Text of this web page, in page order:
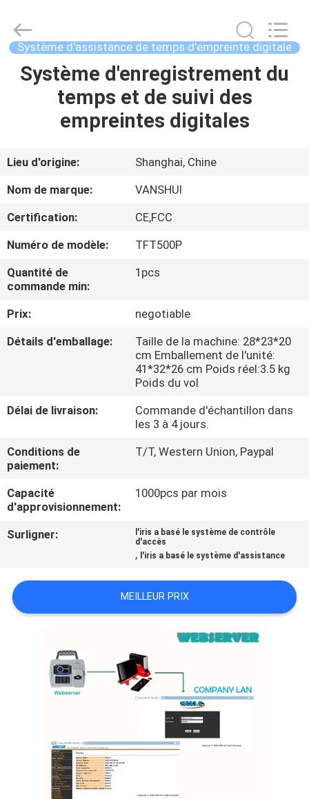
MAISON
PRODUITS
VIDÉOS
À
PROPOS
NOUS
L'USINE
CONTRÔLE
LA
QUALITÉ
CONTACTER
DEVIS
VANSHUI
ENTERPRISE
COMPANY
LIMITED.
Rights
Reserved.
Système d'assistance de temps d'empreinte digitale
Système d'enregistrement du
temps et de suivi des
empreintes digitales
Lieu d'origine:
Shanghai, Chine
Nom de marque:
VANSHUI
Certification:
CE,FCC
Numéro de modèle:
TFT500P
Quantité de
commande min:
1pcs
Prix:
negotiable
Détails d'emballage:
Taille de la machine: 28*23*20
cm Emballement de l'unité:
41*32*26 cm Poids réel:3.5 kg
Poids du vol
Délai de livraison:
Commande d'échantillon dans
les 3 à 4 jours.
Conditions de
paiement:
T/T, Western Union, Paypal
Capacité
d'approvisionnement:
1000pcs par mois
Surligner:
l'iris a basé le système de contrôle
d'accès
, l'iris a basé le système d'assistance
MEILLEUR PRIX